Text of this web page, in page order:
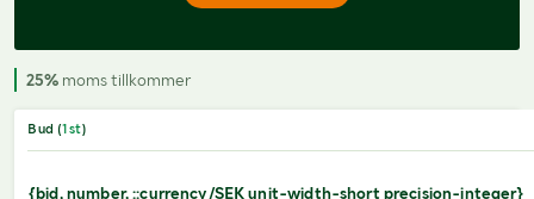
25% moms tillkommer
Bud (1st)
{bid, number, ::currency/SEK unit-width-short precision-integer}